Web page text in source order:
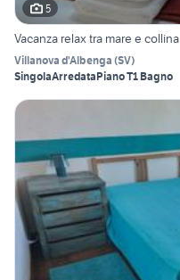
5
Vacanza relax tra mare e collina
Villanova d'Albenga (SV)
SingolaArredataPiano T1 Bagno